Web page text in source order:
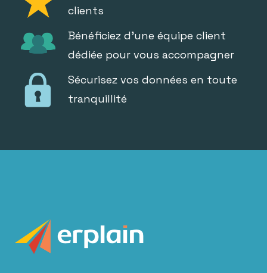
clients
Bénéficiez d'une équipe client
dédiée pour vous accompagner
Sécurisez vos données en toute
tranquillité